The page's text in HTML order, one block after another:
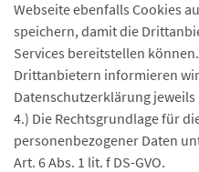
Webseite ebenfalls Cookies
speichern, damit die
Services bereitstellen
Drittanbietern informieren
Datenschutzerklärung
4.) Die Rechtsgrundlage für
personenbezogener Daten
Art. 6 Abs. 1 lit. f DS-GVO.